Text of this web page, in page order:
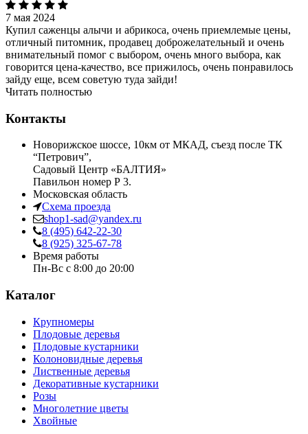
7 мая 2024
Купил саженцы алычи и абрикоса, очень приемлемые цены,
отличный питомник, продавец доброжелательный и очень
внимательный помог с выбором, очень много выбора, как
говорится цена-качество, все прижилось, очень понравилось
зайду еще, всем советую туда зайди!
Читать полностью
Контакты
Новорижское шоссе, 10км от МКАД, съезд после ТК
“Петрович”,
Садовый Центр «БАЛТИЯ»
Павильон номер Р 3.
Московская область
Схема проезда
shop1-sad@yandex.ru
8 (495) 642-22-30
8 (925) 325-67-78
Время работы
Пн-Вс с 8:00 до 20:00
Каталог
Крупномеры
Плодовые деревья
Плодовые кустарники
Колоновидные деревья
Лиственные деревья
Декоративные кустарники
Розы
Многолетние цветы
Хвойные